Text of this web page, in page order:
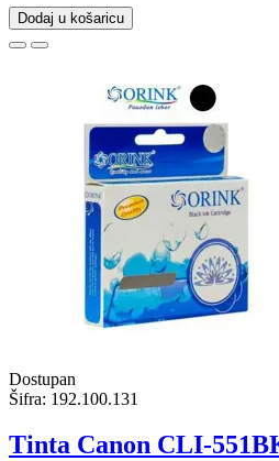
Dodaj u košaricu
Dostupan
Šifra: 192.100.131
Tinta Canon CLI-